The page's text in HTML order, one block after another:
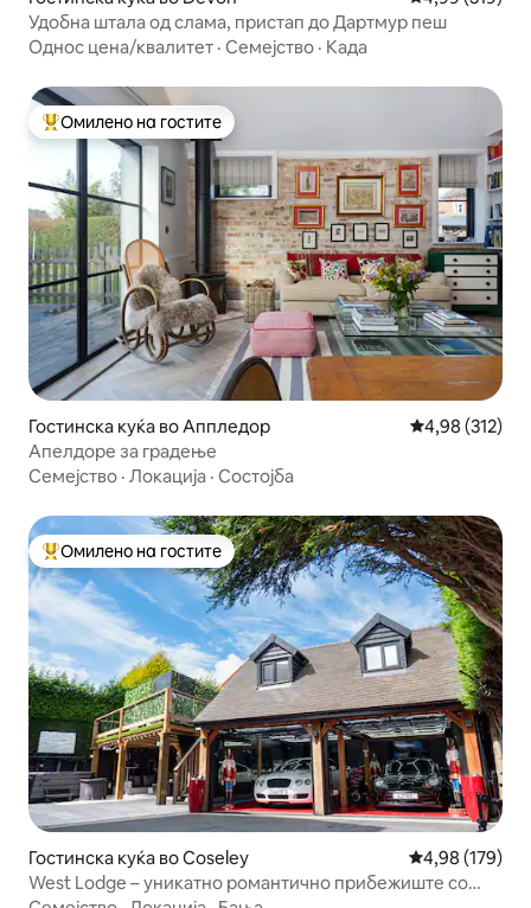
Удобна штала од слама, пристап до Дартмур пеш
Однос цена/квалитет · Семејство · Када
Меѓу најуспешните „Омилени на гостите“
Омилено на гостите
Гостинска куќа во Аппледор Просечна
4,98 (312)
Апелдоре за градење
Семејство · Локација · Состојба
Меѓу најуспешните „Омилени на гостите“
Омилено на гостите
Гостинска куќа во Coseley Просечна
4,98 (179)
West Lodge – уникатно романтично прибежиште со